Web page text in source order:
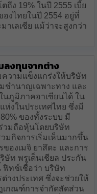
ถึง 19% ในปี 2555 เบี้ย
งไทยในปี 2554 อยู่ที่
าเลเซีย แม้ว่าจะสูงกว่า
ลงทุนจากต่าง
ความแข็งแกร่งให้บริษัท
ชำนาญเฉพาะทาง และ
นภูมิภาคอาเซียนได้ ใน
งในประเทศไทย ซึ่งมี
ของทั้งระบบ มี
วมถือหุ้นโดยบริษัท
มกิจการเริ่มเห็นมากขึ้น
องเมจิ ยาสึดะ และการ
ท พรูเด็นเชียล ประกัน
ฟิทช์เชื่อว่า บริษัท
งประเทศ ซึ่งจะช่วยให้
เกณฑ์การจำกัดสัดส่วน